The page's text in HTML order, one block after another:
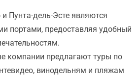
Пунта-дель-Эсте являются
портами, предоставляя удобный
компании предлагают туры по
винодельням и пляжам